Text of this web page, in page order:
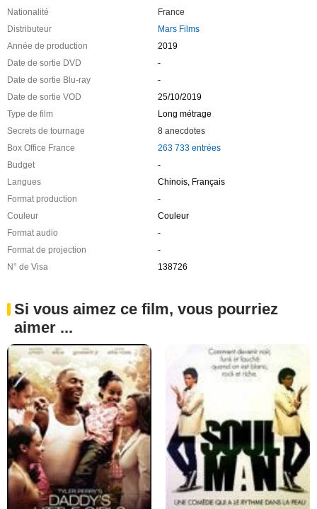
Nationalité
France
Distributeur
Mars Films
Année de production
2019
Date de sortie DVD
-
Date de sortie Blu-ray
-
Date de sortie VOD
25/10/2019
Type de film
Long métrage
Secrets de tournage
8 anecdotes
Box Office France
263 733 entrées
Budget
-
Langues
Chinois, Français
Format production
-
Couleur
Couleur
Format audio
-
Format de projection
-
N° de Visa
138726
Si vous aimez ce film, vous pourriez
aimer ...